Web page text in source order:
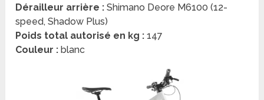
Dérailleur arrière : Shimano Deore M6100 (12-
speed, Shadow Plus)
Poids total autorisé en kg : 147
Couleur : blanc